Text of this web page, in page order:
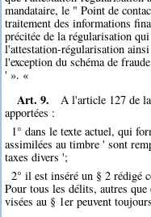
mandataire, le " Point de
traitement des informations
précitée de la régularisation
l'attestation-régularisation
l'exception du schéma de
' ». «
Art. 9.
A l'article 127 de
apportées :
1° dans le texte actuel, qui
assimilées au timbre ' sont
taxes divers ';
2° il est inséré un § 2 rédigé
Pour tous les délits, autres
visées au § 1er peuvent